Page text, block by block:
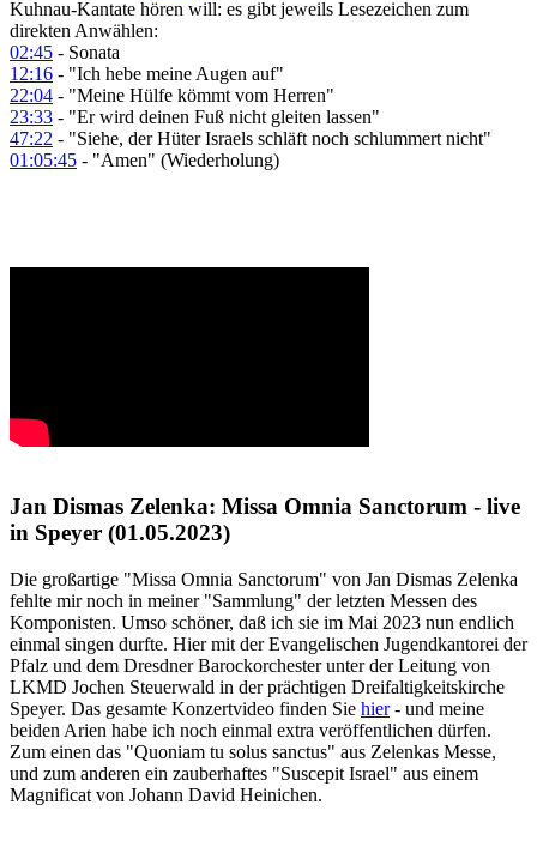
Kuhnau-Kantate hören will: es gibt jeweils Lesezeichen zum
direkten Anwählen:
02:45 - Sonata
12:16 - "Ich hebe meine Augen auf"
22:04 - "Meine Hülfe kömmt vom Herren"
23:33 - "Er wird deinen Fuß nicht gleiten lassen"
47:22 - "Siehe, der Hüter Israels schläft noch schlummert nicht"
01:05:45 - "Amen" (Wiederholung)
Jan Dismas Zelenka: Missa Omnia Sanctorum - live
in Speyer (01.05.2023)
Die großartige "Missa Omnia Sanctorum" von Jan Dismas Zelenka
fehlte mir noch in meiner "Sammlung" der letzten Messen des
Komponisten. Umso schöner, daß ich sie im Mai 2023 nun endlich
einmal singen durfte. Hier mit der Evangelischen Jugendkantorei der
Pfalz und dem Dresdner Barockorchester unter der Leitung von
LKMD Jochen Steuerwald in der prächtigen Dreifaltigkeitskirche
Speyer. Das gesamte Konzertvideo finden Sie hier- und meine
beiden Arien habe ich noch einmal extra veröffentlichen dürfen.
Zum einen das "Quoniam tu solus sanctus" aus Zelenkas Messe,
und zum anderen ein zauberhaftes "Suscepit Israel" aus einem
Magnificat von Johann David Heinichen.